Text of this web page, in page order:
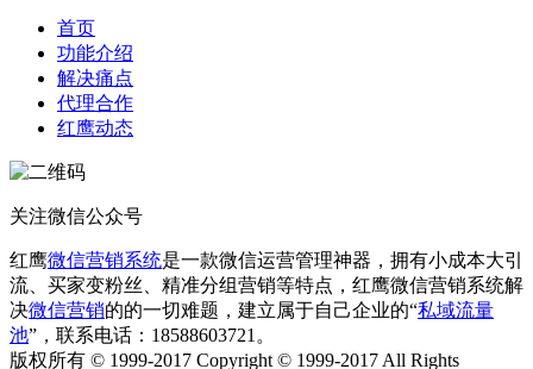
首页
功能介绍
解决痛点
代理合作
红鹰动态
关注微信公众号
红鹰微信营销系统是一款微信运营管理神器，拥有小成本大引
流、买家变粉丝、精准分组营销等特点，红鹰微信营销系统解
决微信营销的的一切难题，建立属于自己企业的“私域流量
池”，联系电话：18588603721。
版权所有 © 1999-2017 Copyright © 1999-2017 All Rights